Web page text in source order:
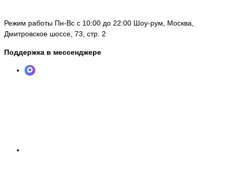
Режим работы Пн-Вс с 10:00 до 22:00 Шоу-рум, Москва,
Дмитровское шоссе, 73, стр. 2
Поддержка в мессенджере